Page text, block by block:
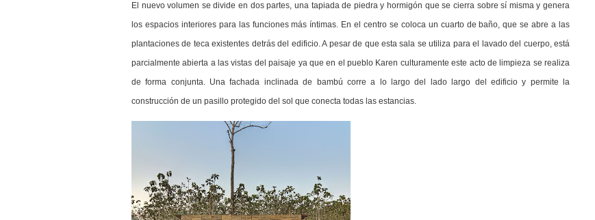
El nuevo volumen se divide en dos partes, una tapiada de piedra y hormigón que se cierra sobre sí misma y genera
los espacios interiores para las funciones más íntimas. En el centro se coloca un cuarto de baño, que se abre a las
plantaciones de teca existentes detrás del edificio. A pesar de que esta sala se utiliza para el lavado del cuerpo, está
parcialmente abierta a las vistas del paisaje ya que en el pueblo Karen culturamente este acto de limpieza se realiza
de forma conjunta. Una fachada inclinada de bambú corre a lo largo del lado largo del edificio y permite la
construcción de un pasillo protegido del sol que conecta todas las estancias.